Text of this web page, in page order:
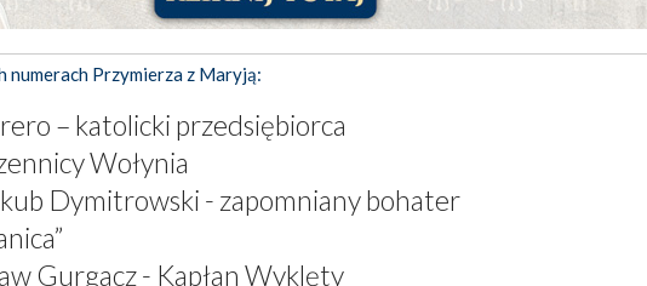
numerach Przymierza z Maryją:
– katolicki przedsiębiorca
Wołynia
Dymitrowski - zapomniany bohater
Gurgacz - Kapłan Wyklęty